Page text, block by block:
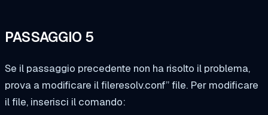
PASSAGGIO 5
Se il passaggio precedente non ha risolto il problema,
prova a modificare il fileresolv.conf”file. Per modificare
il file, inserisci il comando: